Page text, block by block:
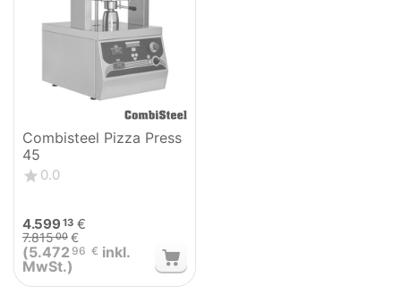
Combisteel Pizza Press
45
0.0
4.599 13 €
7.81500 €
(5.472 96 € inkl.
MwSt.)